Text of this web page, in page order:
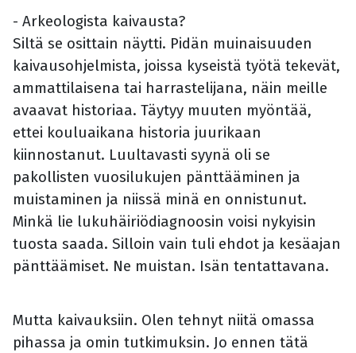
- Arkeologista kaivausta?
Siltä se osittain näytti. Pidän muinaisuuden
kaivausohjelmista, joissa kyseistä työtä tekevät,
ammattilaisena tai harrastelijana, näin meille
avaavat historiaa. Täytyy muuten myöntää,
ettei kouluaikana historia juurikaan
kiinnostanut. Luultavasti syynä oli se
pakollisten vuosilukujen pänttääminen ja
muistaminen ja niissä minä en onnistunut.
Minkä lie lukuhäiriödiagnoosin voisi nykyisin
tuosta saada. Silloin vain tuli ehdot ja kesäajan
pänttäämiset. Ne muistan. Isän tentattavana.
Mutta kaivauksiin. Olen tehnyt niitä omassa
pihassa ja omin tutkimuksin. Jo ennen tätä